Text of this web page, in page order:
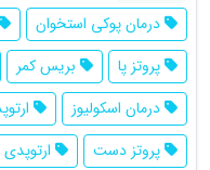
درمان پوکی استخوان
پروتز پا
بریس کمر
درمان اسکولیوز
پروتز دست